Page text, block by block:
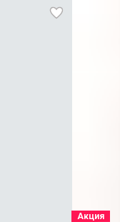
Акция